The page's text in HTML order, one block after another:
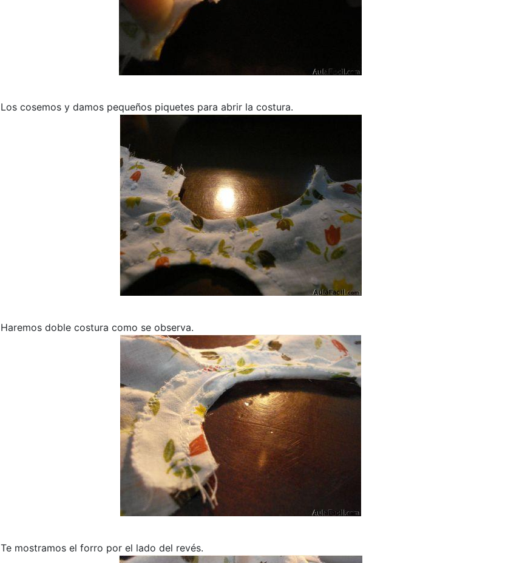
Los cosemos y damos pequeños piquetes para abrir la costura.
Haremos doble costura como se observa.
Te mostramos el forro por el lado del revés.